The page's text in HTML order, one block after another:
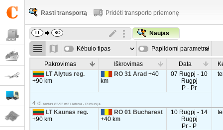
Rasti transportą Pridėti transporto priemonę
Naujas
Kėbulo tipas Papildomi parametrai
Pakrovimas Iškrovimas Data
LT Alytus reg.
+90 km
RO 31 Arad+40
km
07 Rugpj - 10
Rugpj
P - Pr
4 d. tentas 82-92 m3 Lietuva - Rumunija
LT Kaunas reg.
+90 km
RO 01 Bucharest
+40 km
10 Rugpj - 14
Rugpj
Pr - P